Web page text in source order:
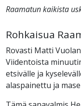
Raamatun kaikista
Rohkaisua
Rovasti Matti
Viidentoista
etsivälle ja
alaspainettu ja